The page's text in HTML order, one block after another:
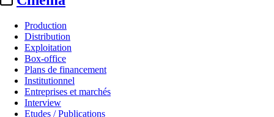
Production
Distribution
Exploitation
Box-office
Plans de financement
Institutionnel
Entreprises et marchés
Interview
Etudes / Publications